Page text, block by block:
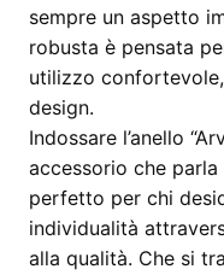
sempre un aspetto
robusta è pensata
utilizzo
design.
Indossare l’anello
accessorio che
perfetto per chi
individualità
alla qualità. Che si